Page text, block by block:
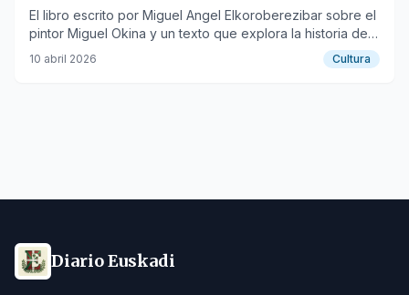
online
El libro escrito por Miguel Angel Elkoroberezibar sobre el
pintor Miguel Okina y un texto que explora la historia del
arte plástico en Bergara ya se pueden consultar
10 abril 2026 Cultura
Diario Euskadi